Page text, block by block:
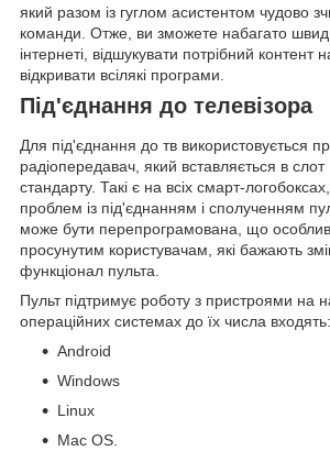
який разом із гуглом асистентом чудово
команди. Отже, ви зможете набагато
інтернеті, відшукувати потрібний контент
відкривати всілякі програми.
Під'єднання до телевізора
Для під'єднання до тв використовується
радіопередавач, який вставляється в
стандарту. Такі є на всіх смарт-
проблем із під'єднанням і сполученням
може бути перепрограмована, що
просунутим користувачам, які бажають
функціонал пульта.
Пульт підтримує роботу з пристроями на
операційних системах до їх числа входять:
Android
Windows
Linux
Mac OS.